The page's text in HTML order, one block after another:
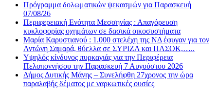
Πρόγραμμα δολωματικών ψεκασμών για Παρασκευή
07/08/26
Περιφερειακή Ενότητα Μεσσηνίας : Απαγόρευση
κυκλοφορίας οχημάτων σε δασικά οικοσυστήματα
Μαρία Καρυστιανού : 1.000 στελέχη της ΝΔ έφυγαν για τον
Αντώνη Σαμαρά, θύελλα σε ΣΥΡΙΖΑ και ΠΑΣΟΚ,…..
Υψηλός κίνδυνος πυρκαγιάς για την Περιφέρεια
Πελοποννήσου την Παρασκευή 7 Αυγούστου 2026
Δήμος Δυτικής Μάνης – Συνελήφθη 27χρονος την ώρα
παραλαβής δέματος με ναρκωτικές ουσίες